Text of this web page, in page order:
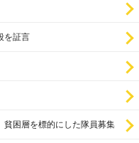
を証言
困層を標的にした隊員募集